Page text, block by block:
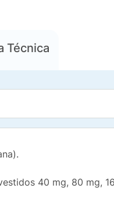
Técnica
40 mg, 80 mg,